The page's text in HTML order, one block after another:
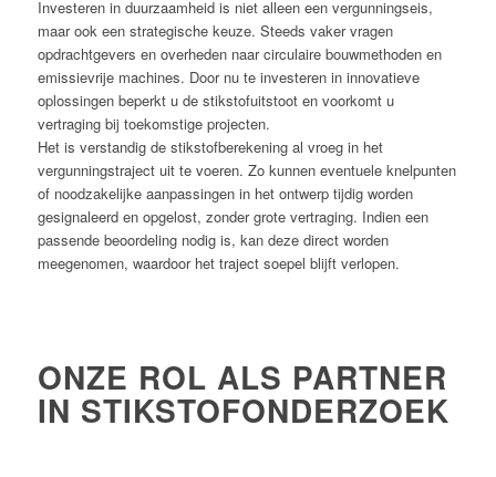
Investeren in duurzaamheid is niet alleen een vergunningseis,
maar ook een strategische keuze. Steeds vaker vragen
opdrachtgevers en overheden naar circulaire bouwmethoden en
emissievrije machines. Door nu te investeren in innovatieve
oplossingen beperkt u de stikstofuitstoot en voorkomt u
vertraging bij toekomstige projecten.
Het is verstandig de stikstofberekening al vroeg in het
vergunningstraject uit te voeren. Zo kunnen eventuele knelpunten
of noodzakelijke aanpassingen in het ontwerp tijdig worden
gesignaleerd en opgelost, zonder grote vertraging. Indien een
passende beoordeling nodig is, kan deze direct worden
meegenomen, waardoor het traject soepel blijft verlopen.
ONZE ROL ALS PARTNER
IN STIKSTOFONDERZOEK